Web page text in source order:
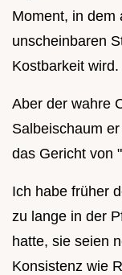
Moment, in dem
unscheinbaren
Kostbarkeit wird.
Aber der wahre
Salbeischaum
das Gericht von
Ich habe früher
zu lange in der
hatte, sie seien
Konsistenz wie